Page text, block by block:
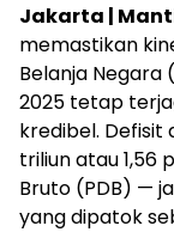
Jakarta |
memastikan
Belanja Negara
2025 tetap
kredibel. Defisit
triliun atau 1,56
Bruto (PDB) —
yang dipatok